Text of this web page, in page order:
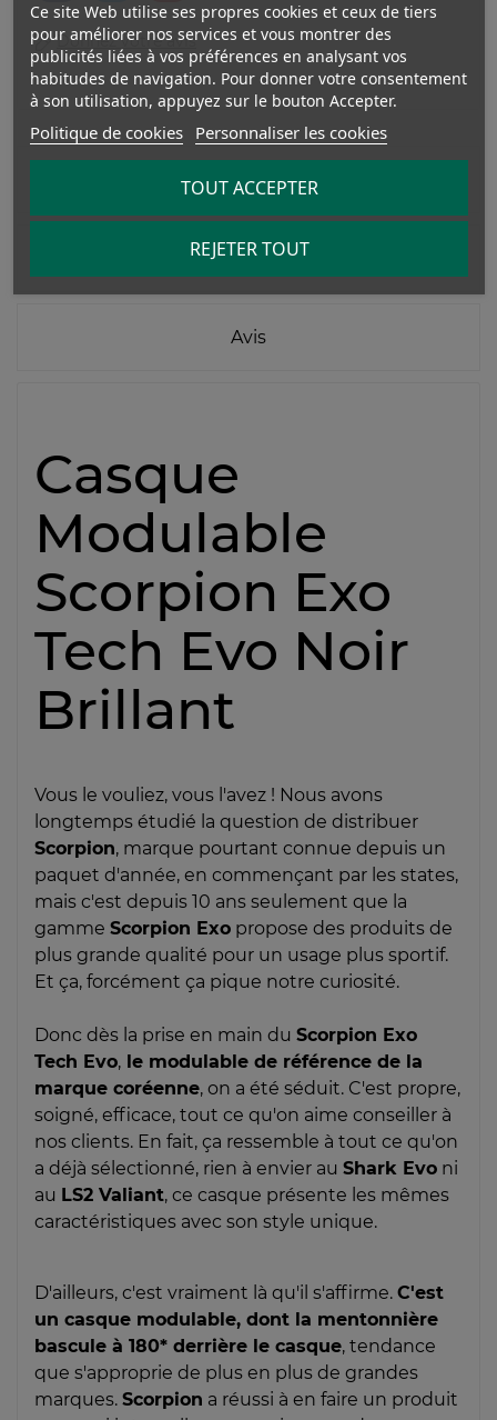
Donnez votre avis
La description
Détails du produit
Avis
Casque
Modulable
Scorpion Exo
Tech Evo Noir
Brillant
Vous le vouliez, vous l'avez ! Nous avons
longtemps étudié la question de distribuer
Scorpion, marque pourtant connue depuis un
paquet d'année, en commençant par les states,
mais c'est depuis 10 ans seulement que la
gamme Scorpion Exo propose des produits de
plus grande qualité pour un usage plus sportif.
Et ça, forcément ça pique notre curiosité.
Donc dès la prise en main du Scorpion Exo
Tech Evo, le modulable de référence de la
marque coréenne, on a été séduit. C'est propre,
soigné, efficace, tout ce qu'on aime conseiller à
nos clients. En fait, ça ressemble à tout ce qu'on
a déjà sélectionné, rien à envier au Shark Evo ni
au LS2 Valiant, ce casque présente les mêmes
caractéristiques avec son style unique.
D'ailleurs, c'est vraiment là qu'il s'affirme. C'est
un casque modulable, dont la mentonnière
bascule à 180* derrière le casque, tendance
que s'approprie de plus en plus de grandes
marques. Scorpion a réussi à en faire un produit
Ce site Web utilise ses propres cookies et ceux de tiers
pour améliorer nos services et vous montrer des
publicités liées à vos préférences en analysant vos
habitudes de navigation. Pour donner votre consentement
à son utilisation, appuyez sur le bouton Accepter.
Politique de cookies Personnaliser les cookies
REJETER TOUT
TOUT ACCEPTER